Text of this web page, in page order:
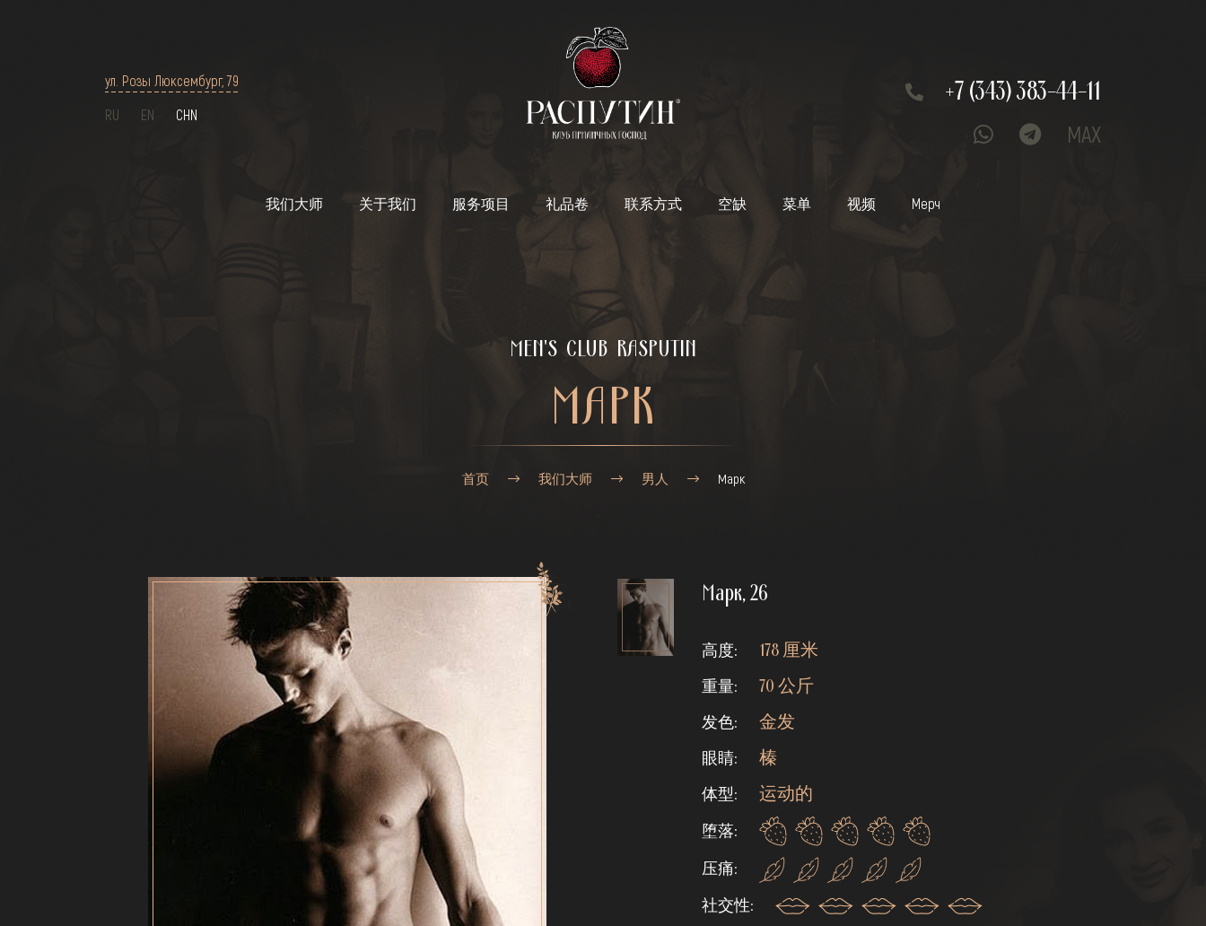
ул. Розы Люксембург, 79
RU
EN CHN
+7 (343) 383-44-11
MAX
我们大师 关于我们 服务项目 礼品卷 联系方式 空缺 菜单 视频 Мерч
MEN'S CLUB RASPUTIN
МАРК
首页 我们大师 男人 Марк
Марк,26
高度: 178 厘米
重量: 70 公斤
发色: 金发
眼睛: 榛
体型: 运动的
堕落:
压痛:
社交性: